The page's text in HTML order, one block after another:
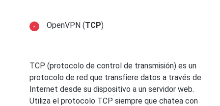
OpenVPN (TCP)
TCP (protocolo de control de transmisión) es un
protocolo de red que transfiere datos a través de
Internet desde su dispositivo a un servidor web.
Utiliza el protocolo TCP siempre que chatea con